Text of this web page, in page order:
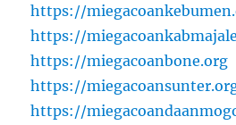
https://
https://
https://miegacoanbone.org
https://
https://